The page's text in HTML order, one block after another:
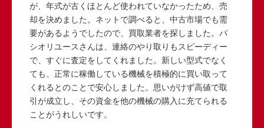
が、年式が古くほとんど使われていなかったため、売
却を決めました。ネットで調べると、中古市場でも需
要があるようでしたので、買取業者を探しました。パ
シオリユースさんは、連絡のやり取りもスピーディー
で、すぐに査定をしてくれました。新しい型式でなく
ても、正常に稼働している機械を積極的に買い取って
くれるとのことで安心しました。思いがけず高値で取
引が成立し、その資金を他の機械の購入に充てられる
ことがうれしいです。